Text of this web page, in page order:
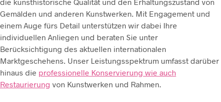
Gemälden und anderen Kunstwerken. Mit Engagement und
einem Auge fürs Detail unterstützen wir dabei Ihre
individuellen Anliegen und beraten Sie unter
Berücksichtigung des aktuellen internationalen
Marktgeschehens. Unser Leistungsspektrum umfasst darüber
hinaus die professionelle Konservierung wie auch
Restaurierung von Kunstwerken und Rahmen.